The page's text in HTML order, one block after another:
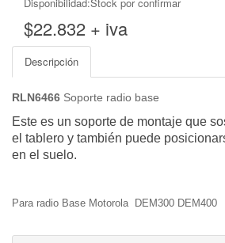
$22.832 + iva
Descripción
RLN6466 Soporte radio base
Este es un soporte de montaje que
el tablero y también puede
en el suelo.
Para radio Base Motorola DEM300 DEM400